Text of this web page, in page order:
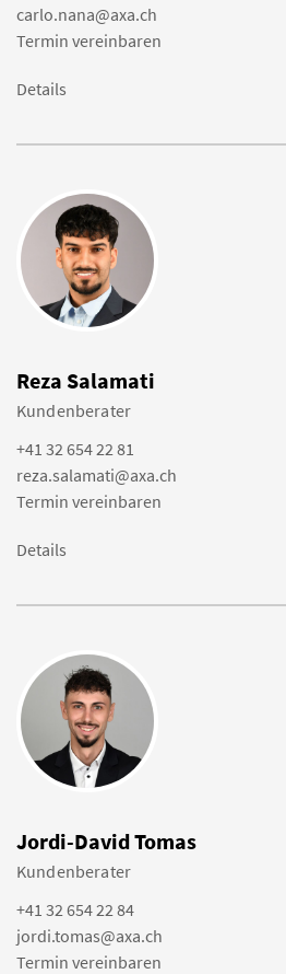
carlo.nana@axa.ch
Termin vereinbaren
Details
Reza Salamati
Kundenberater
+41 32 654 22 81
reza.salamati@axa.ch
Termin vereinbaren
Details
Jordi-David Tomas
Kundenberater
+41 32 654 22 84
jordi.tomas@axa.ch
Termin vereinbaren